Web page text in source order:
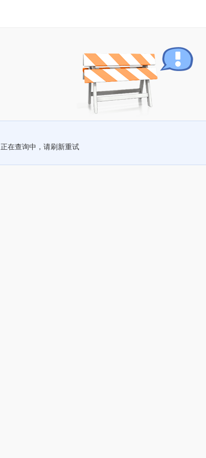
正在查询中，请刷新重试